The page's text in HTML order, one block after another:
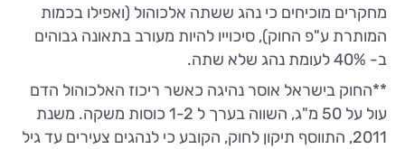
מחקרים מוכיחים כי נהג ששתה אלכוהול (ואפילו בכמות
המותרת ע"פ החוק), סיכוייו להיות מעורב בתאונה גבוהים
ב- 40% לעומת נהג שלא שתה.
**החוק בישראל אוסר נהיגה כאשר ריכוז האלכוהול הדם
עול על 50 מ"ג, השווה בערך ל 1-2 כוסות משקה. משנת
2011, התווסף תיקון לחוק, הקובע כי לנהגים צעירים עד גיל